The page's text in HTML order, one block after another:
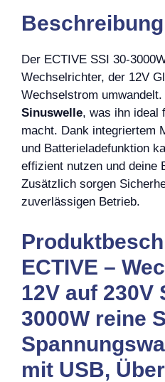
Beschreibung
Der ECTIVE SSI 30-
Wechselrichter, der 12V
Wechselstrom
Sinuswelle, was ihn ideal
macht. Dank integriertem
und Batterieladefunktion
effizient nutzen und deine
Zusätzlich sorgen
zuverlässigen Betrieb.
ECTIVE –
12V auf 230V
3000W reine
mit USB,